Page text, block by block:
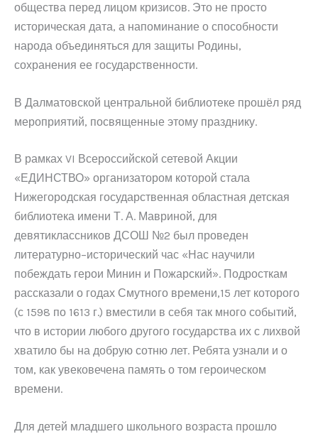
общества перед лицом кризисов. Это не просто
историческая дата, а напоминание о способности
народа объединяться для защиты Родины,
сохранения ее государственности.
В Далматовской центральной библиотеке прошёл ряд
мероприятий, посвященные этому празднику.
В рамках VI Всероссийской сетевой Акции
«ЕДИНСТВО» организатором которой стала
Нижегородская государственная областная детская
библиотека имени Т. А. Мавриной, для
девятиклассников ДСОШ №2 был проведен
литературно–исторический час «Нас научили
побеждать герои Минин и Пожарский». Подросткам
рассказали о годах Смутного времени,15 лет которого
(с 1598 по 1613 г.) вместили в себя так много событий,
что в истории любого другого государства их с лихвой
хватило бы на добрую сотню лет. Ребята узнали и о
том, как увековечена память о том героическом
времени.
Для детей младшего школьного возраста прошло